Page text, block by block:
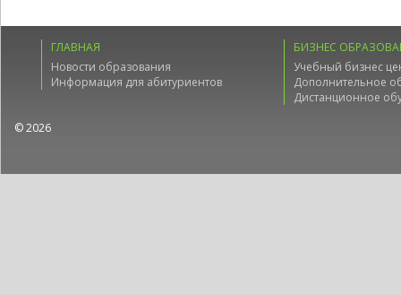
ГЛАВНАЯ
Новости образования
Информация для абитуриентов
БИЗНЕС
Учебный бизнес
Дополнительное
Дистанционное
© 2026